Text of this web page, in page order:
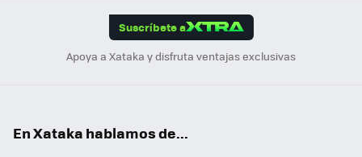
Suscríbete a
Apoya a Xataka y disfruta ventajas exclusivas
En Xataka hablamos de...